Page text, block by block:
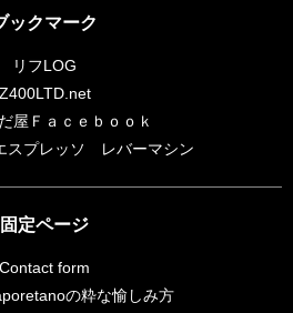
ひで、珈琲
ックマーク
リフLOG
Z400LTD.net
屋Ｆａｃｅｂｏｏｋ
スプレッソ レバーマシン
固定ページ
Contact form
の粋な愉しみ方